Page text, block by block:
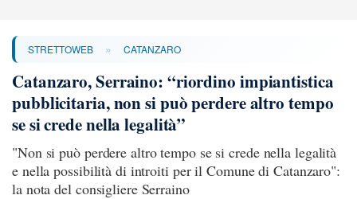
STRETTOWEB » CATANZARO
Catanzaro, Serraino: “riordino impiantistica
pubblicitaria, non si può perdere altro tempo
se si crede nella legalità”
"Non si può perdere altro tempo se si crede nella legalità
e nella possibilità di introiti per il Comune di Catanzaro":
la nota del consigliere Serraino